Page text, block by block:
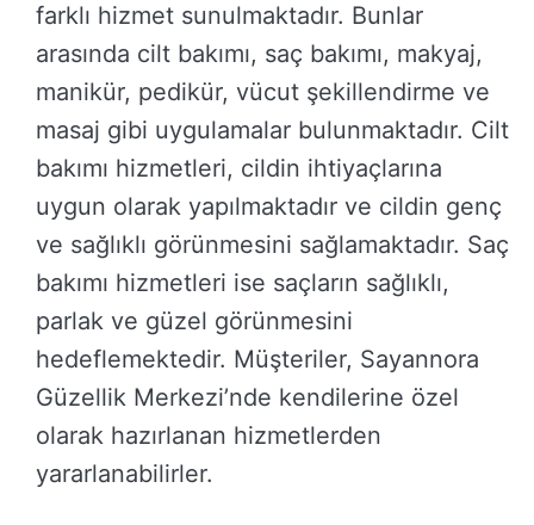
farklı hizmet sunulmaktadır. Bunlar
arasında cilt bakımı, saç bakımı, makyaj,
manikür, pedikür, vücut şekillendirme ve
masaj gibi uygulamalar bulunmaktadır. Cilt
bakımı hizmetleri, cildin ihtiyaçlarına
uygun olarak yapılmaktadır ve cildin genç
ve sağlıklı görünmesini sağlamaktadır. Saç
bakımı hizmetleri ise saçların sağlıklı,
parlak ve güzel görünmesini
hedeflemektedir. Müşteriler, Sayannora
Güzellik Merkezi’nde kendilerine özel
olarak hazırlanan hizmetlerden
yararlanabilirler.